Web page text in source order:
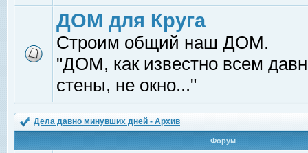
ДОМ для Круга
Строим общий наш ДОМ.
"ДОМ, как известно всем
стены, не окно..."
Дела давно минувших дней - Архив
Форум